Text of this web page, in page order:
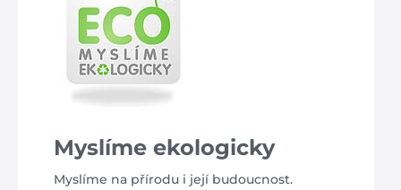
Myslíme ekologicky
Myslíme na přírodu i její budoucnost.